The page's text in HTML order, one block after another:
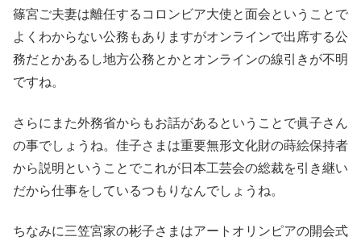
篠宮ご夫妻は離任するコロンビア大使と面会ということで
よくわからない公務もありますがオンラインで出席する公
務だとかあるし地方公務とかとオンラインの線引きが不明
ですね。
さらにまた外務省からもお話があるということで眞子さん
の事でしょうね。佳子さまは重要無形文化財の蒔絵保持者
から説明ということでこれが日本工芸会の総裁を引き継い
だから仕事をしているつもりなんでしょうね。
ちなみに三笠宮家の彬子さまはアートオリンピアの開会式